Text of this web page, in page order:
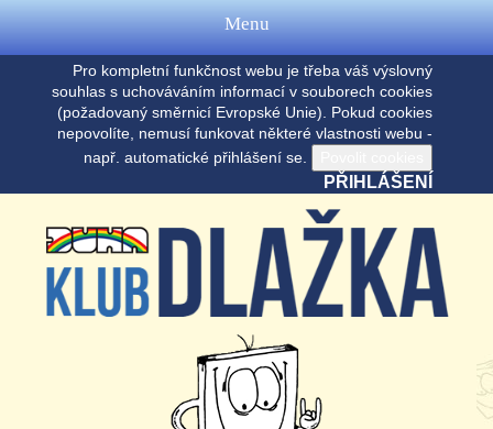
Pro kompletní funkčnost webu je třeba váš výslovný
souhlas s uchováváním informací v souborech cookies
(požadovaný směrnicí Evropské Unie). Pokud cookies
nepovolíte, nemusí funkovat některé vlastnosti webu -
např. automatické přihlášení se.
PŘIHLÁŠENÍ